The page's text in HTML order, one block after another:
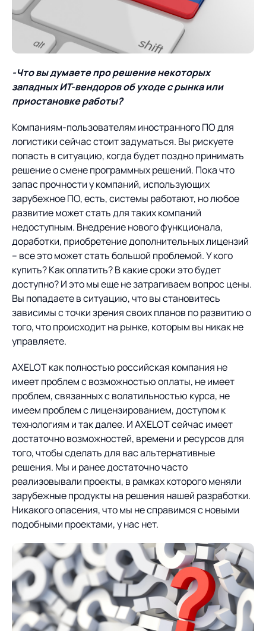
-Что вы думаете про решение некоторых
западных ИТ-вендоров об уходе с рынка или
приостановке работы?
Компаниям-пользователям иностранного ПО для
логистики сейчас стоит задуматься. Вы рискуете
попасть в ситуацию, когда будет поздно принимать
решение о смене программных решений. Пока что
запас прочности у компаний, использующих
зарубежное ПО, есть, системы работают, но любое
развитие может стать для таких компаний
недоступным. Внедрение нового функционала,
доработки, приобретение дополнительных лицензий
– все это может стать большой проблемой. У кого
купить? Как оплатить? В какие сроки это будет
доступно? И это мы еще не затрагиваем вопрос цены.
Вы попадаете в ситуацию, что вы становитесь
зависимы с точки зрения своих планов по развитию о
того, что происходит на рынке, которым вы никак не
управляете.
AXELOT как полностью российская компания не
имеет проблем с возможностью оплаты, не имеет
проблем, связанных с волатильностью курса, не
имеем проблем с лицензированием, доступом к
технологиям и так далее. И AXELOT сейчас имеет
достаточно возможностей, времени и ресурсов для
того, чтобы сделать для вас альтернативные
решения. Мы и ранее достаточно часто
реализовывали проекты, в рамках которого меняли
зарубежные продукты на решения нашей разработки.
Никакого опасения, что мы не справимся с новыми
подобными проектами, у нас нет.